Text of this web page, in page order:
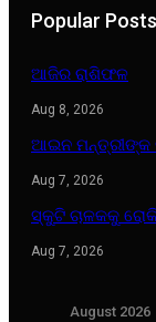
Popular Posts
ଆଜିର ରାଶିଫଳ
Aug 8, 2026
ଆଇନ ମନ୍ତ୍ରୀଙ୍କ
Aug 7, 2026
ସ୍କୁଟି ଚାଳକକୁ
Aug 7, 2026
August 2026